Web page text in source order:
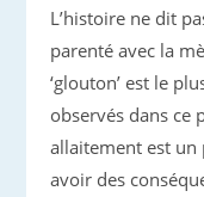
L’histoire ne dit
parenté avec la
‘glouton’ est le
observés dans ce
allaitement est
avoir des